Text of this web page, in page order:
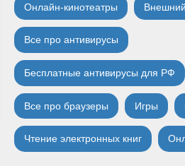
Онлайн-кинотеатры
Все про антивирусы
Бесплатные антивирусы для РФ
Все про браузеры Игры
Чтение электронных книг